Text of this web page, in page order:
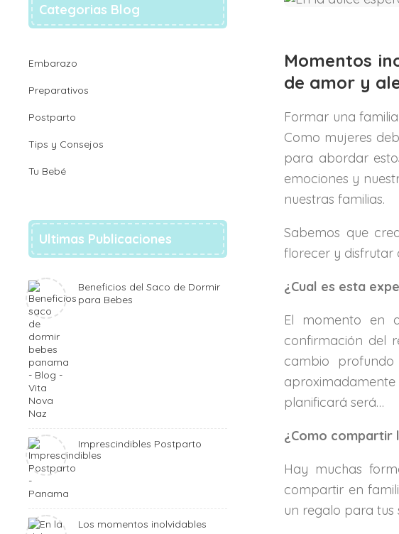
Momentos
de amor y
Formar una
Como mujeres
para abordar
emociones y
nuestras familias.
Sabemos que
florecer y disfrutar
¿Cual es esta
El momento en
confirmación del
cambio
aproximadamente
planificará será…
¿Como compartir
Hay muchas
compartir en
un regalo para tus
Categorias Blog
Embarazo
Preparativos
Postparto
Tips y Consejos
Tu Bebé
Ultimas Publicaciones
Beneficios del Saco de Dormir
para Bebes
Imprescindibles Postparto
Los momentos inolvidables